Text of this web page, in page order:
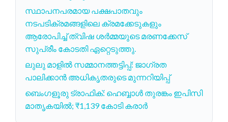
സ്ഥാപനപരമായ പക്ഷപാതവും
നടപടിക്രമങ്ങളിലെ ക്രമക്കേടുകളും
ആരോപിച്ച് ത്വിഷ ശർമ്മയുടെ മരണക്കേസ്
സുപ്രീം കോടതി ഏറ്റെടുത്തു.
ലുലു മാളിൽ സമ്മാനത്തട്ടിപ്പ്: ജാഗ്രത
പാലിക്കാൻ അധികൃതരുടെ മുന്നറിയിപ്പ്
ബെംഗളൂരു ട്രാഫിക്: ഹെബ്ബാൾ തുരങ്കം ഇപിസി
മാതൃകയിൽ; ₹1,139 കോടി കരാർ